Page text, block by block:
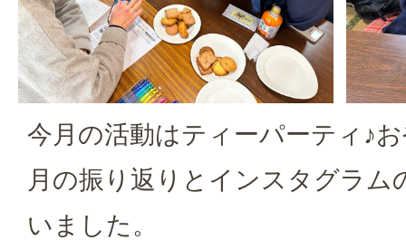
今月の活動はティーパーティ♪
月の振り返りとインスタグラム
いました。